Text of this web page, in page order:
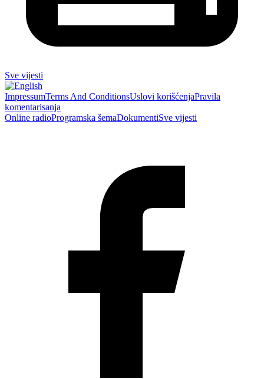
Sve vijesti
ImpressumTerms And ConditionsUslovi korišćenjaPravila
komentarisanja
Online radioProgramska šemaDokumentiSve vijesti